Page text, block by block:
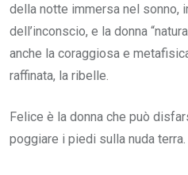
della notte immersa nel sonno,
dell’inconscio, e la donna
anche la coraggiosa e
raffinata, la ribelle.
Felice è la donna che può
poggiare i piedi sulla nuda terra.